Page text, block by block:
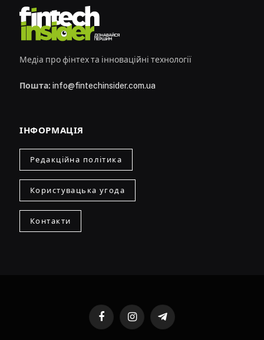
Медіа про фінтех та інноваційні технології
Пошта: info@fintechinsider.com.ua
ІНФОРМАЦІЯ
Редакційна політика
Користувацька угода
Контакти
FacebookInstagramTelegram